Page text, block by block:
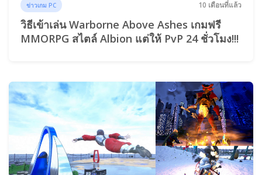
ข่าวเกม PC 10 เดือนที่แล้ว
วิธีเข้าเล่น Warborne Above Ashes เกมฟรี
MMORPG สไตล์ Albion แต่ให้ PvP 24 ชั่วโมง!!!